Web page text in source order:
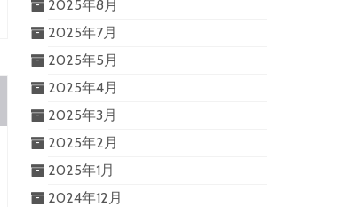
2025年8月
2025年7月
2025年5月
2025年4月
2025年3月
2025年2月
2025年1月
2024年12月